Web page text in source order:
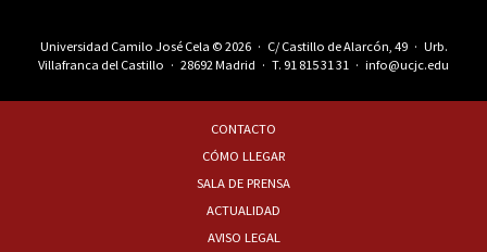
Universidad Camilo José Cela © 2026 · C/ Castillo de Alarcón, 49 · Urb.
Villafranca del Castillo · 28692 Madrid · T. 91 815 31 31 · info@ucjc.edu
CONTACTO
CÓMO LLEGAR
SALA DE PRENSA
ACTUALIDAD
AVISO LEGAL